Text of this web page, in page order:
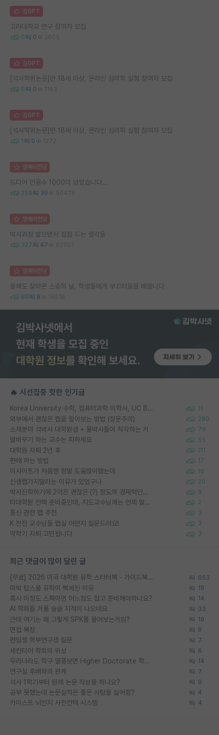
김GPT
고려대학교 연구 참여자 모집
0 0 2605
김GPT
[석사학위논문]만 18세 이상, 온라인 심리학 실험 참여자 모집
0 0 1153
김GPT
[석사학위논문]만 18세 이상, 온라인 심리학 실험 참여자 모집
1 0 1272
명예의전당
드디어 인용수 1000이 넘었습니다...
259 39 50478
명예의전당
박사과정 밟으면서 점점 드는 생각들
327 47 62707
명예의전당
올해도 찾아온 스승의 날, 학생들에게 부끄러움을 배웁니다
89 8 16518
🔥 시선집중 핫한 인기글
Korea University 수학, 컴퓨터과학 이학사, UC Berkeley 산업공학 대학원 공학박사가 되는 것은 쉽지 않겠죠? 11
외부에서 괜찮은 랩을 알아보는 방법 (장문주의) 280
소재분야 석박사 대학원생 + 물박사들이 착각하는 거 79
말바꾸기 하는 교수는 피하세요 55
대학원 자퇴 2년 후 111
편애 하는 방법 17
이사이트가 처음엔 정말 도움많이됐는데 16
신생랩가지말라는 이유가 있었구나 20
박사진학하기에 2억은 괜찮은 (?) 정도의 경제력인가요 9
타대학원 컨텍 준비중인데, 지도교수님께는 언제 말씀드려야 할까요? 2
통신 관련 랩 추천 3
K 전전 교수님들 랩실 어떤지 질문드려요! 3
막학기 자퇴 고민됩니다 3
최근 댓글이 많이 달린 글
[무료] 2026 미국 대학원 유학 스타터팩 - 가이드북 & 합격자 컨택메일 템플릿 653
미박 탑스쿨 유학이 빡세진 이유 19
혹시 이정도 스펙이면 어느정도 잡고 준비해야하나요? 14
AI 학회들 거품 슬슬 지적이 나오네요 33
근데 여기는 왜 그렇게 SPK를 물어보는거임? 19
면접 복장 9
편입생 학부연구생 질문 7
세컨티어 학회의 위상 6
우리나라도 학구 열풍보면 Higher Doctorate 학위가 필요하다고 봅니다. 14
연구실 후배와의 관계 7
석사 1학기부터 원래 논문 작성을 하나요? 9
공부 못했는데 논문실적은 좋은 사람을 싫어함? 4
카이스트 뇌인지 사전컨택 시스템 4